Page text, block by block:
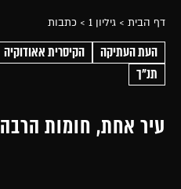
דף הבית > גיליון 1 > כתבות
העת העתיקה הקיסרית אאודוקיה
תנ"ך
עיר אחת, חומות הרבה